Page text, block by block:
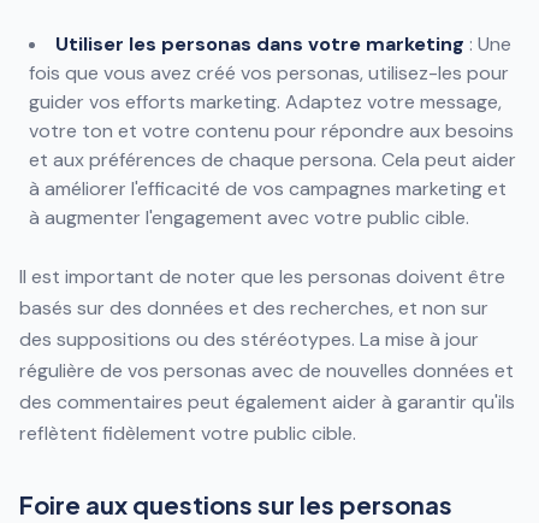
Utiliser les personas dans votre marketing : Une
fois que vous avez créé vos personas, utilisez-les pour
guider vos efforts marketing. Adaptez votre message,
votre ton et votre contenu pour répondre aux besoins
et aux préférences de chaque persona. Cela peut aider
à améliorer l'efficacité de vos campagnes marketing et
à augmenter l'engagement avec votre public cible.
Il est important de noter que les personas doivent être
basés sur des données et des recherches, et non sur
des suppositions ou des stéréotypes. La mise à jour
régulière de vos personas avec de nouvelles données et
des commentaires peut également aider à garantir qu'ils
reflètent fidèlement votre public cible.
Foire aux questions sur les personas